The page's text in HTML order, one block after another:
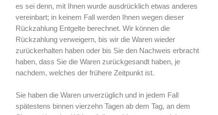
es sei denn, mit Ihnen wurde ausdrücklich etwas anderes
vereinbart; in keinem Fall werden Ihnen wegen dieser
Rückzahlung Entgelte berechnet. Wir können die
Rückzahlung verweigern, bis wir die Waren wieder
zurückerhalten haben oder bis Sie den Nachweis erbracht
haben, dass Sie die Waren zurückgesandt haben, je
nachdem, welches der frühere Zeitpunkt ist.
Sie haben die Waren unverzüglich und in jedem Fall
spätestens binnen vierzehn Tagen ab dem Tag, an dem